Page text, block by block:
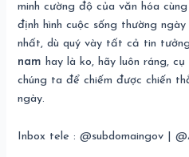
minh cường độ của văn hóa
định hình cuộc sống thường
nhất, dù quý vày tất cả tin
nam hay là ko, hãy luôn ráng,
chúng ta để chiếm được chiến
ngày.
Inbox tele : @subdomaingov |